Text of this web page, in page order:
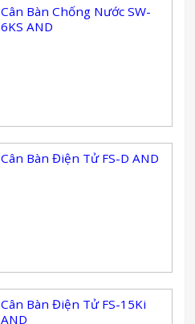
Cân Bàn Chống Nước SW-
6KS AND
Cân Bàn Điện Tử FS-D AND
Cân Bàn Điện Tử FS-15Ki
AND